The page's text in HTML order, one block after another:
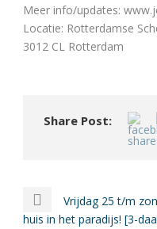
Meer info/updates:
Locatie: Rotterdamse
3012 CL Rotterdam
Share Post:
Vrijdag 25 t/m
huis in het paradijs! [3-